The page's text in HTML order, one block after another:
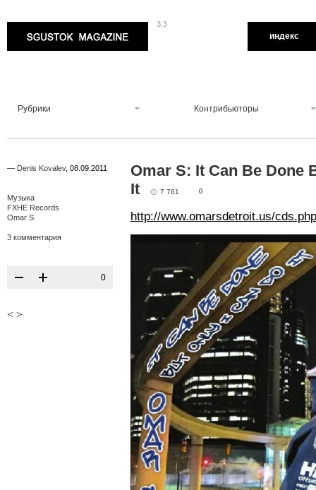
3.3
индекс
Рубрики Контрибьюторы
— Denis Kovalev, 08.09.2011
Музыка
FXHE Records
Omar S
3 комментария
0
< >
Omar S: It Can Be Done
It
7 761 0
http://www.omarsdetroit.us/cds.php